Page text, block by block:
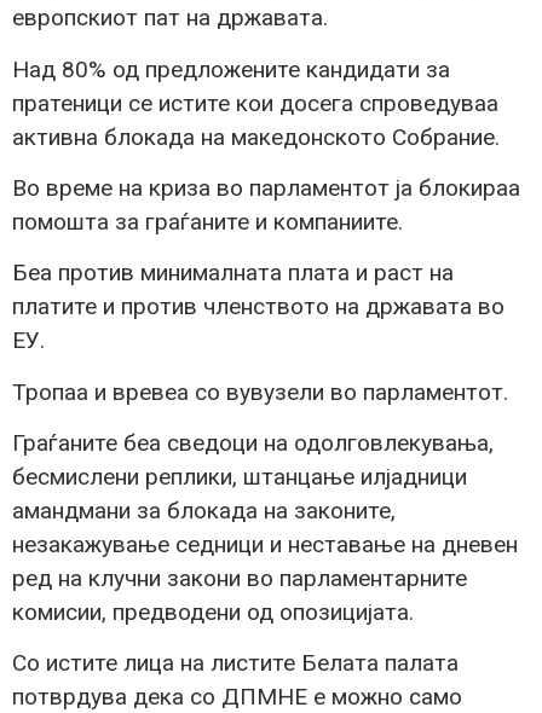
европскиот пат на државата.
Над 80% од предложените кандидати за
пратеници се истите кои досега спроведуваа
активна блокада на македонското Собрание.
Во време на криза во парламентот ја блокираа
помошта за граѓаните и компаниите.
Беа против минималната плата и раст на
платите и против членството на државата во
ЕУ.
Тропаа и вревеа со вувузели во парламентот.
Граѓаните беа сведоци на одолговлекувања,
бесмислени реплики, штанцање илјадници
амандмани за блокада на законите,
незакажување седници и неставање на дневен
ред на клучни закони во парламентарните
комисии, предводени од опозицијата.
Со истите лица на листите Белата палата
потврдува дека со ДПМНЕ е можно само